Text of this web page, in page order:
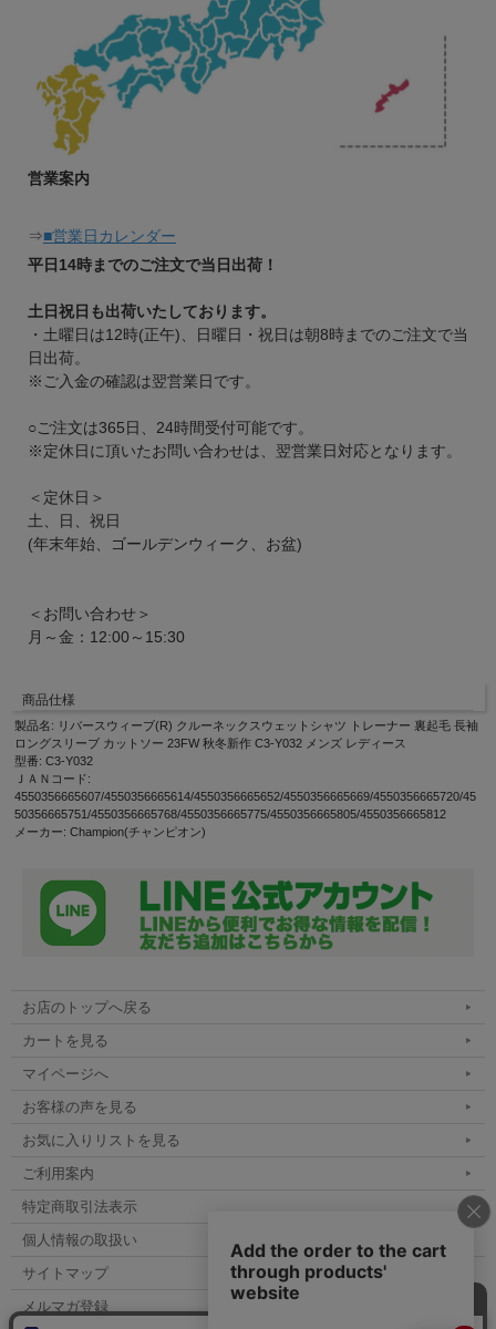
営業案内
⇒■営業日カレンダー
平日14時までのご注文で当日出荷！
土日祝日も出荷いたしております。
・土曜日は12時(正午)、日曜日・祝日は朝8時までのご注文で当
日出荷。
※ご入金の確認は翌営業日です。
○ご注文は365日、24時間受付可能です。
※定休日に頂いたお問い合わせは、翌営業日対応となります。
＜定休日＞
土、日、祝日
(年末年始、ゴールデンウィーク、お盆)
＜お問い合わせ＞
月～金：12:00～15:30
商品仕様
製品名: リバースウィーブ(R) クルーネックスウェットシャツ トレーナー 裏起毛 長袖
ロングスリーブ カットソー 23FW 秋冬新作 C3-Y032 メンズ レディース
型番: C3-Y032
ＪＡＮコード:
4550356665607/4550356665614/4550356665652/4550356665669/4550356665720/45
50356665751/4550356665768/4550356665775/4550356665805/4550356665812
メーカー: Champion(チャンピオン)
お店のトップへ戻る
カートを見る
マイページへ
お客様の声を見る
お気に入りリストを見る
ご利用案内
特定商取引法表示
個人情報の取扱い
サイトマップ
メルマガ登録